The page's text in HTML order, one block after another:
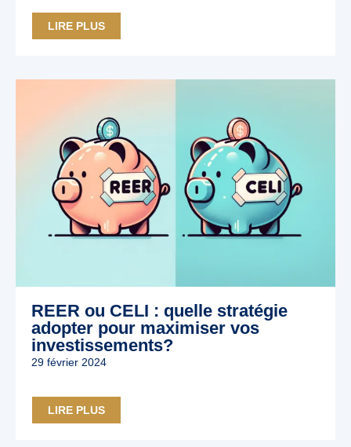
LIRE PLUS
REER ou CELI : quelle stratégie
adopter pour maximiser vos
investissements?
29 février 2024
LIRE PLUS